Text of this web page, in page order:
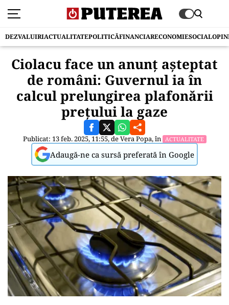
DEZVALUIRIACTUALITATEPOLITICĂFINANCIARECONOMIESOCIAL
Ciolacu face un anunț așteptat
de români: Guvernul ia în
calcul prelungirea plafonării
prețului la gaze
Publicat: 13 feb. 2025, 11:55, deVera Popa, în ACTUALITATE
Adaugă-ne ca sursă preferată în Google